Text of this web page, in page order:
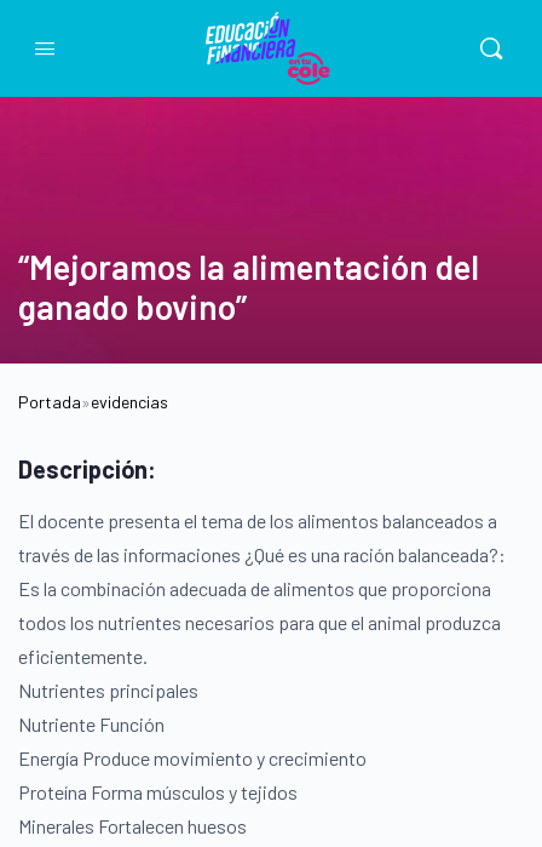
“Mejoramos la alimentación del
ganado bovino”
Portada»evidencias
Descripción:
El docente presenta el tema de los alimentos balanceados a
través de las informaciones ¿Qué es una ración balanceada?:
Es la combinación adecuada de alimentos que proporciona
todos los nutrientes necesarios para que el animal produzca
eficientemente.
Nutrientes principales
Nutriente Función
Energía Produce movimiento y crecimiento
Proteína Forma músculos y tejidos
Minerales Fortalecen huesos